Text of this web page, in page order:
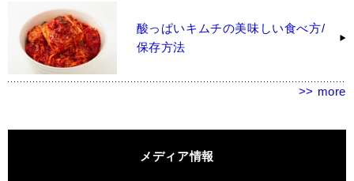
酸っぱいキムチの美味しい食べ方/
保存方法
>> more
メディア情報